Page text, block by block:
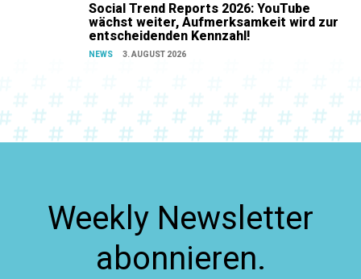
Social Trend Reports 2026: YouTube
wächst weiter, Aufmerksamkeit wird zur
entscheidenden Kennzahl!
NEWS 3. AUGUST 2026
Weekly Newsletter
abonnieren.